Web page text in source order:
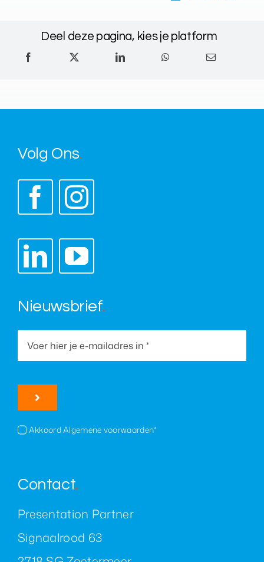
Deel deze pagina, kies je platform
Volg Ons.
Nieuwsbrief.
Akkoord Algemene voorwaarden*
Contact.
Presentation Partner
Signaalrood 63